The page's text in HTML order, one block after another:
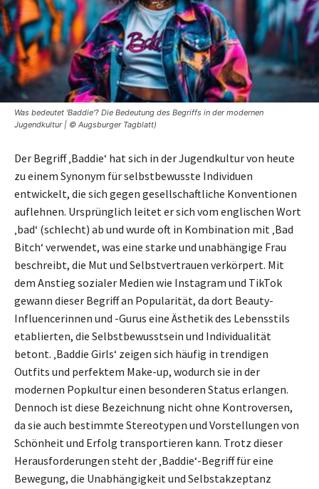
Was bedeutet 'Baddie'? Die Bedeutung des Begriffs in der modernen
Jugendkultur | © Augsburger Tagblatt)
Der Begriff ‚Baddie‘ hat sich in der Jugendkultur von heute
zu einem Synonym für selbstbewusste Individuen
entwickelt, die sich gegen gesellschaftliche Konventionen
auflehnen. Ursprünglich leitet er sich vom englischen Wort
‚bad‘ (schlecht) ab und wurde oft in Kombination mit ‚Bad
Bitch‘ verwendet, was eine starke und unabhängige Frau
beschreibt, die Mut und Selbstvertrauen verkörpert. Mit
dem Anstieg sozialer Medien wie Instagram und TikTok
gewann dieser Begriff an Popularität, da dort Beauty-
Influencerinnen und -Gurus eine Ästhetik des Lebensstils
etablierten, die Selbstbewusstsein und Individualität
betont. ‚Baddie Girls‘ zeigen sich häufig in trendigen
Outfits und perfektem Make-up, wodurch sie in der
modernen Popkultur einen besonderen Status erlangen.
Dennoch ist diese Bezeichnung nicht ohne Kontroversen,
da sie auch bestimmte Stereotypen und Vorstellungen von
Schönheit und Erfolg transportieren kann. Trotz dieser
Herausforderungen steht der ‚Baddie‘-Begriff für eine
Bewegung, die Unabhängigkeit und Selbstakzeptanz